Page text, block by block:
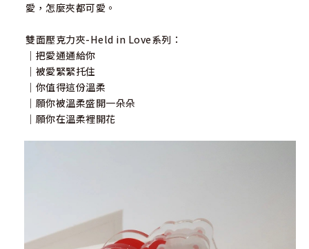
愛，怎麼夾都可愛。
雙面壓克力夾-Held in Love系列：
｜把愛通通給你
｜被愛緊緊托住
｜你值得這份溫柔
｜願你被溫柔盛開一朵朵
｜願你在溫柔裡開花